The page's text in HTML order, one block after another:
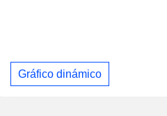
Gráfico dinámico